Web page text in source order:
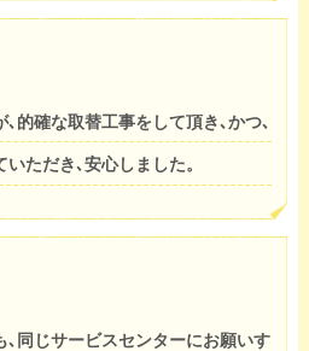
的確な取替工事をして頂き､かつ､
ただき､安心しました。
､同じサービスセンターにお願いす